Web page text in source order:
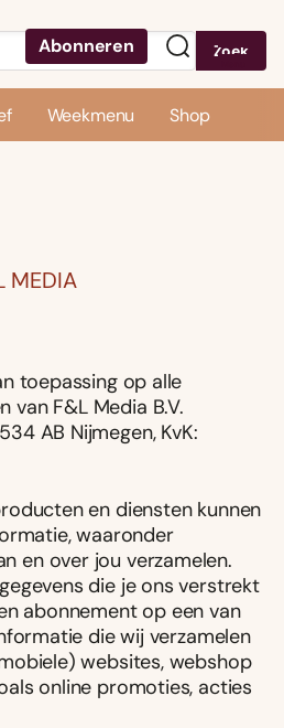
Abonneren Zoek
Weekmenu Shop
MEDIA
toepassing op alle
van F&L Media B.V.
AB Nijmegen, KvK:
en diensten kunnen
waaronder
en over jou verzamelen.
die je ons verstrekt
abonnement op een van
die wij verzamelen
websites, webshop
online promoties, acties